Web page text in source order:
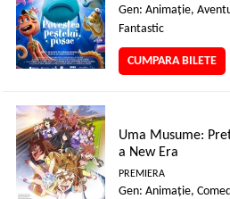
Gen: Animaţie,
Fantastic
CUMPARA BILETE
Uma Musume:
a New Era
PREMIERA
Gen: Animaţie,